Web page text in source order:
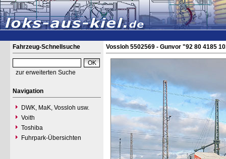
Fahrzeug-Schnellsuche
zur erweiterten Suche
Navigation
DWK, MaK, Vossloh usw.
Voith
Toshiba
Fuhrpark-Übersichten
Vossloh 5502569 - Gunvor "92 80 4185